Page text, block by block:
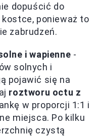
dopuścić do
ponieważ to
zabrudzeń.
i wapienne -
solnych i
pojawić się na
roztworu octu z
w proporcji 1:1 i
miejsca. Po kilku
czystą